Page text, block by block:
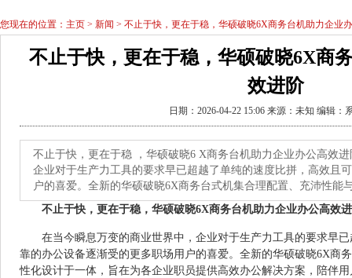
您现在的位置： 主页 > 新闻 > 不止于快，更在于稳，华硕破晓6X商务台机助力企业
不止于快，更在于稳，华硕破晓6X商
效进阶
日期：2026-04-22 15:06 来源：未知 编辑：
不止于快，更在于稳 ，华硕破晓6 X商务台机助力企业办公高效
企业对于生产力工具的要求早已超越了单纯的速度比拼，高效且
户的喜爱。全新的华硕破晓6X商务台式机集合理配置、充沛性能
不止于快，更在于稳，华硕破晓6X商务台机助力企业办公高效
在当今瞬息万变的商业世界中，企业对于生产力工具的要求早
靠的办公设备逐渐受的更多职场用户的喜爱。全新的华硕破晓6X商
性化设计于一体，旨在为各企业职员提供高效办公解决方案，陪伴